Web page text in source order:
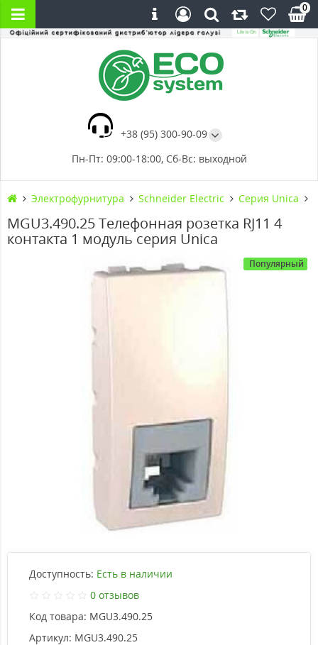
+38 (95) 300-90-09
Пн-Пт: 09:00-18:00, Сб-Вс: выходной
0
Электрофурнитура Schneider Electric Серия Unica
MGU3.490.25 Телефонная розетка RJ11 4
контакта 1 модуль серия Unica
Популярный
Доступность: Есть в наличии
0 отзывов
Код товара: MGU3.490.25
Артикул: MGU3.490.25